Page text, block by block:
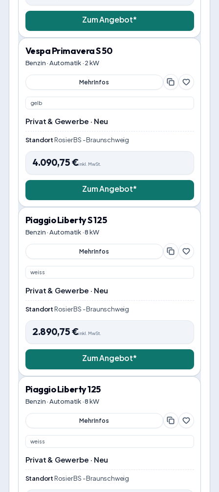
Zum Angebot*
Vespa Primavera S 50
Benzin · Automatik · 2 kW
Mehr Infos
gelb
Privat & Gewerbe · Neu
Standort Rosier BS - Braunschweig
4.090,75€inkl. MwSt.
Zum Angebot*
Piaggio Liberty S 125
Benzin · Automatik · 8 kW
Mehr Infos
weiss
Privat & Gewerbe · Neu
Standort Rosier BS - Braunschweig
2.890,75€inkl. MwSt.
Zum Angebot*
Piaggio Liberty 125
Benzin · Automatik · 8 kW
Mehr Infos
weiss
Privat & Gewerbe · Neu
Standort Rosier BS - Braunschweig